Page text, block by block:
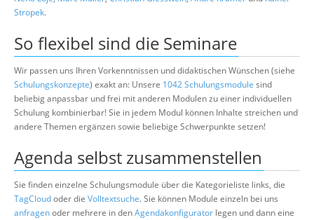
Stropek.
So flexibel sind die Seminare
Wir passen uns Ihren Vorkenntnissen und didaktischen Wünschen (siehe
Schulungskonzepte) exakt an: Unsere 1042 Schulungsmodule sind
beliebig anpassbar und frei mit anderen Modulen zu einer individuellen
Schulung kombinierbar! Sie in jedem Modul können Inhalte streichen und
andere Themen ergänzen sowie beliebige Schwerpunkte setzen!
Agenda selbst zusammenstellen
Sie finden einzelne Schulungsmodule über die Kategorieliste links, die
TagCloudoder die Volltextsuche. Sie können Module einzeln bei uns
anfragenoder mehrere in denAgendakonfigurator legen und dann eine